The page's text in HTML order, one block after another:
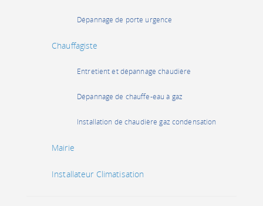
Dépannage de porte urgence
Chauffagiste
Entretient et dépannage chaudière
Dépannage de chauffe-eau à gaz
Installation de chaudière gaz condensation
Mairie
Installateur Climatisation